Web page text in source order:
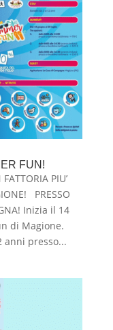
FUN!
PIU’
PRESSO
Inizia il 14
di Magione.
anni presso...